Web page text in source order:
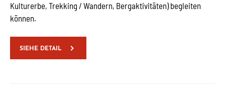
Kulturerbe, Trekking / Wandern, Bergaktivitäten) begleiten
können.
SIEHE DETAIL